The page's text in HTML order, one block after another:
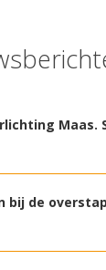
Maas.
de overstap